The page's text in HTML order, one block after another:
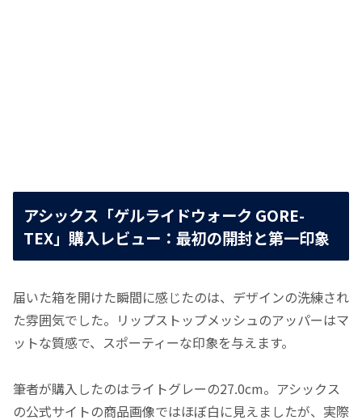
アシックス「ゲルライドウォーク GORE-
TEX」購入レビュー：最初の開封と第一印象
届いた箱を開けた瞬間に感じたのは、デザインの洗練され
た雰囲気でした。リップストップメッシュのアッパーはマ
ットな質感で、スポーティーな印象を与えます。
筆者が購入したのはライトグレーの27.0cm。アシックス
の公式サイトの商品画像ではほぼ白に見えましたが、実際